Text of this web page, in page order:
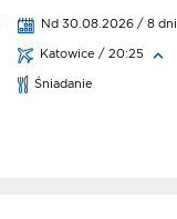
Nd 30.08.2026 / 8 dni
Katowice / 20:25
Śniadanie